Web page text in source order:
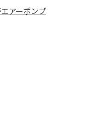
アーポンプ